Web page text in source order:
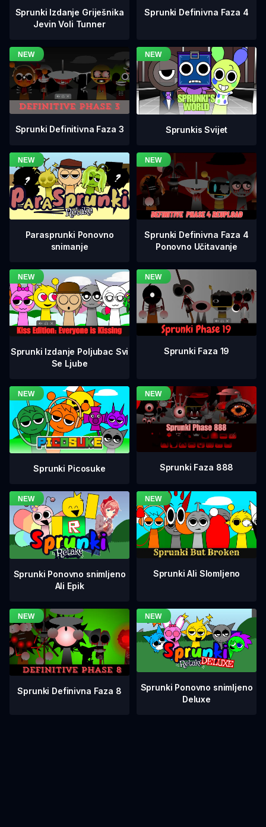
Sprunki Izdanje Griješnika
Jevin Voli Tunner
Sprunki Definivna Faza 4
Sprunki Definitivna Faza 3 Sprunkis Svijet
Parasprunki Ponovno
snimanje
Sprunki Definivna Faza 4
Ponovno Učitavanje
Sprunki Izdanje Poljubac Svi
Se Ljube
Sprunki Faza 19
Sprunki Picosuke Sprunki Faza 888
Sprunki Ponovno snimljeno
Ali Epik
Sprunki Ali Slomljeno
Sprunki Definivna Faza 8
Sprunki Ponovno snimljeno
Deluxe